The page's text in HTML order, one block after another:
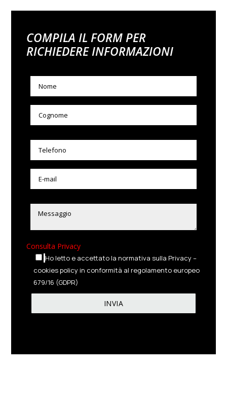
COMPILA IL FORM PER
RICHIEDERE INFORMAZIONI
Consulta Privacy
Ho letto e accettato la normativa sulla Privacy –
cookies policy in conformità al regolamento europeo
679/16 (GDPR)